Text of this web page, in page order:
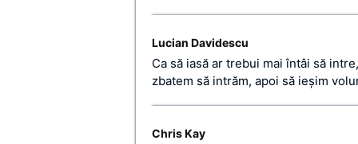
Lucian Davidescu
Ca să iasă ar trebui mai întâi să
zbatem să intrăm, apoi să ieşim
Chris Kay